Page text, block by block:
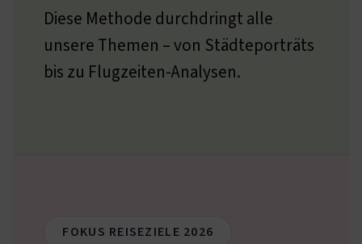
Diese Methode durchdringt alle
unsere Themen – von Städteporträts
bis zu Flugzeiten-Analysen.
FOKUS REISEZIELE 2026